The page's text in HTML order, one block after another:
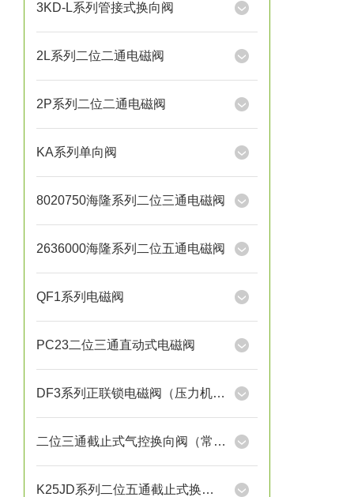
3KD-L系列管接式换向阀
2L系列二位二通电磁阀
2P系列二位二通电磁阀
KA系列单向阀
8020750海隆系列二位三通电磁阀
2636000海隆系列二位五通电磁阀
QF1系列电磁阀
PC23二位三通直动式电磁阀
DF3系列正联锁电磁阀（压力机用）
二位三通截止式气控换向阀（常开）
K25JD系列二位五通截止式换向阀